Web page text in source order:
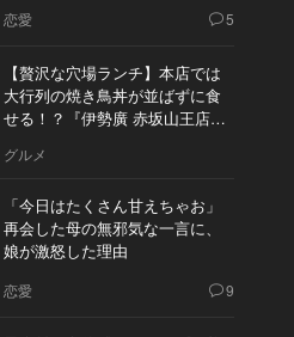
恋愛 5
【贅沢な穴場ランチ】本店では
大行列の焼き鳥丼が並ばずに食
せる！？『伊勢廣 赤坂山王店』
グルメ
「今日はたくさん甘えちゃお」
再会した母の無邪気な一言に、
娘が激怒した理由
恋愛 9